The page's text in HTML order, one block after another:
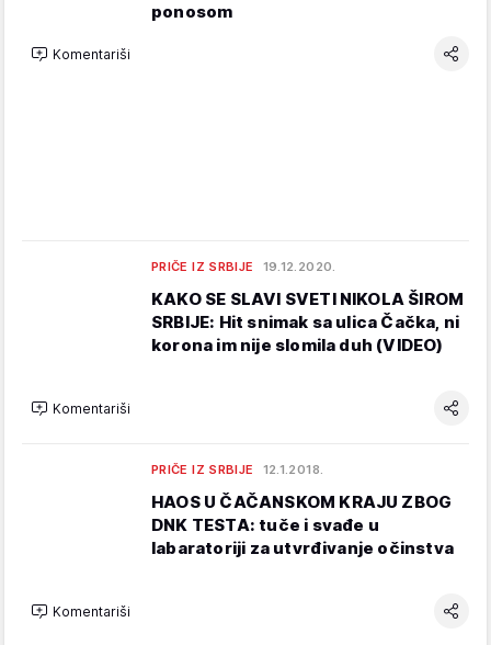
ponosom
Komentariši
PRIČE IZ SRBIJE 19.12.2020.
KAKO SE SLAVI SVETI NIKOLA ŠIROM
SRBIJE: Hit snimak sa ulica Čačka, ni
korona im nije slomila duh (VIDEO)
Komentariši
PRIČE IZ SRBIJE 12.1.2018.
HAOS U ČAČANSKOM KRAJU ZBOG
DNK TESTA: tuče i svađe u
labaratoriji za utvrđivanje očinstva
Komentariši